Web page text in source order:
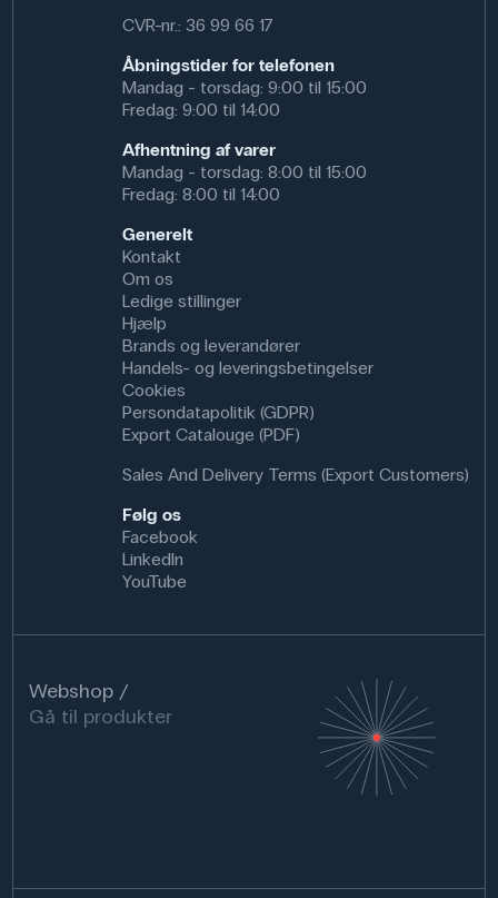
CVR-nr.: 36 99 66 17
Åbningstider for telefonen
Mandag - torsdag: 9:00 til 15:00
Fredag: 9:00 til 14:00
Afhentning af varer
Mandag - torsdag: 8:00 til 15:00
Fredag: 8:00 til 14:00
Generelt
Kontakt
Om os
Ledige stillinger
Hjælp
Brands og leverandører
Handels- og leveringsbetingelser
Cookies
Persondatapolitik (GDPR)
Export Catalouge (PDF)
Sales And Delivery Terms (Export Customers)
Følg os
Facebook
LinkedIn
YouTube
Webshop
Gå til produkter